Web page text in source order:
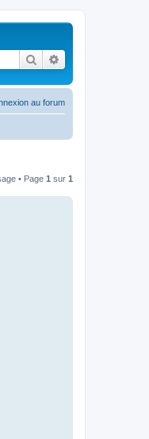
Rechercher
au forum
• Page 1 sur 1